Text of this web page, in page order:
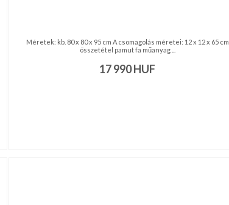
Méretek: kb. 80 x 80 x 95 cm A csomagolás méretei: 12 x 12 x 65 cm
összetétel pamut fa műanyag ...
17 990HUF